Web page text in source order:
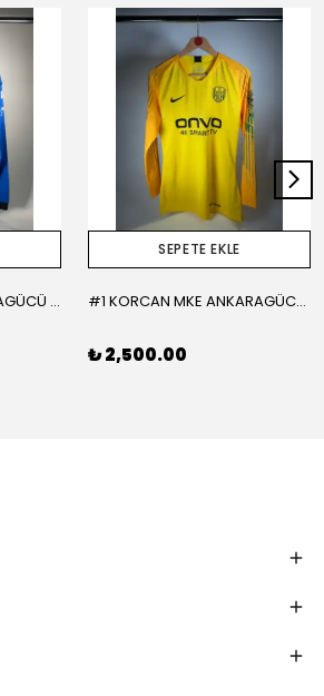
#1 FERHAT MKE ANKARAGÜCÜ 2015-2016 KALECİ - LARGE
SEPETE EKLE
#1 KORCAN MKE ANKARAGÜCÜ 2019-2020 KALECİ - MEDIUM
₺ 2,500.00